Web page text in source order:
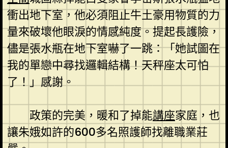
衝出地下室，他必須阻止牛土豪用物質的力
量來破壞他眼淚的情感純度。提起長護險，
儘是張水瓶在地下室嚇了一跳：「她試圖在
我的單戀中尋找邏輯結構！天秤座太可怕
了！」感謝。
政策的完美，暖和了掉能講座家庭，也
讓朱娥如許的600多名照護師找離職業莊